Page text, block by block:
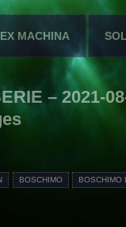
MACHINA
– 2021-
BOSCHIMO BOSCHIMO